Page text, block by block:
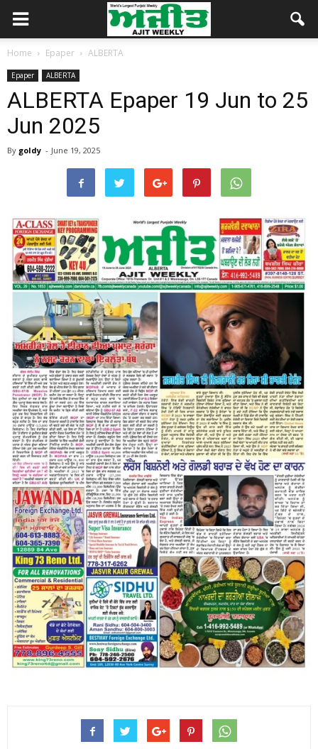
Home Epaper ALBERTA
Epaper ALBERTA
ALBERTA Epaper 19 Jun to 25
Jun 2025
By goldy - June 19, 2025